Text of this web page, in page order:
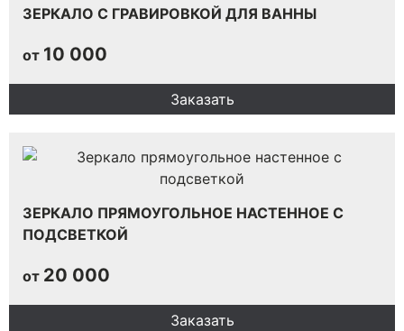
ЗЕРКАЛО С ГРАВИРОВКОЙ ДЛЯ ВАННЫ
от 10 000
Заказать
ЗЕРКАЛО ПРЯМОУГОЛЬНОЕ НАСТЕННОЕ С
ПОДСВЕТКОЙ
от 20 000
Заказать